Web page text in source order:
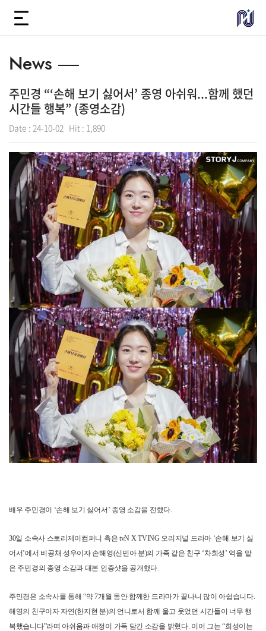
News
주민경 “‘손해 보기 싫어서’ 종영 아쉬워...함께 했던
시간들 행복” (종영소감)
Date : 24-10-02 Hit : 1,890
배우 주민경이 ‘손해 보기 싫어서’ 종영 소감을 전했다.
30일 소속사 스토리제이컴퍼니 측은 tvN X TVING 오리지널 드라마 ‘손해 보기 싫
어서’에서 비공채 성우이자 손해영(신민아 분)의 가족 같은 친구 ‘차희성’ 역을 맡
은 주민경의 종영 소감과 대본 인증샷을 공개했다.
주민경은 소속사를 통해 “약 7개월 동안 함께한 드라마가 끝나니 많이 아쉽습니다.
해영의 친구이자 자연(한지현 분)의 언니로서 함께 울고 웃었던 시간들이 너무 행
복했습니다”라며 아쉬움과 애정이 가득 담긴 소감을 밝혔다. 이어 그는 “희성이는